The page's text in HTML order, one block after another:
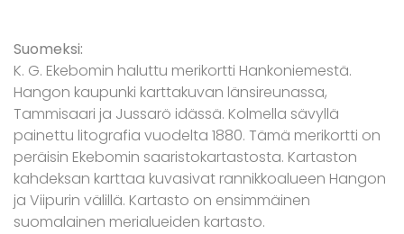
Suomeksi:
K. G. Ekebomin haluttu merikortti Hankoniemestä.
Hangon kaupunki karttakuvan länsireunassa,
Tammisaari ja Jussarö idässä. Kolmella sävyllä
painettu litografia vuodelta 1880. Tämä merikortti on
peräisin Ekebomin saaristokartastosta. Kartaston
kahdeksan karttaa kuvasivat rannikkoalueen Hangon
ja Viipurin välillä. Kartasto on ensimmäinen
suomalainen merialueiden kartasto.